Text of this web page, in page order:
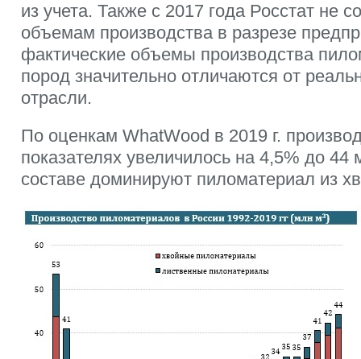
из учета. Также с 2017 года Росстат не
объемам производства в разрезе
фактические объемы производства
пород значительно отличаются от
отрасли.
По оценкам WhatWood в 2019 г.
показателях увеличилось на 4,5% до
составе доминируют пиломатериал из